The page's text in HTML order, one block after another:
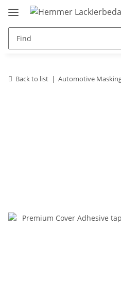
Back to list Automotive